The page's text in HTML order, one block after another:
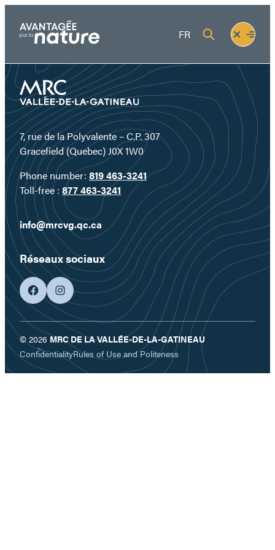
content
FR
Fermer
le
menu
Ouvrir
le
7, rue de la Polyvalente – C.P. 307
Gracefield (Quebec) J0X 1W0
Phone number: 819 463-3241
Toll-free : 877 463-3241
info@mrcvg.qc.ca
Réseaux sociaux
facebookgoogleplus
© 2026 MRC DE LA VALLÉE-DE-LA-GATINEAU
ConfidentialityRules of Use and Politeness